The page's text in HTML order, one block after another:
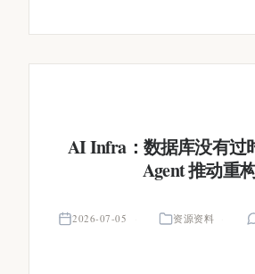
AI Infra：数据库没有过
Agent 推动重
2026-07-05 资源资料